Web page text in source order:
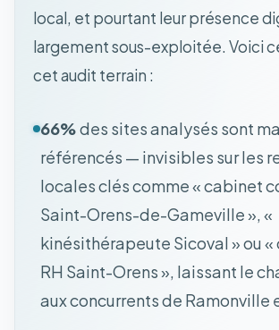
local, et pourtant leur présence
largement sous-exploitée. Voici
cet audit terrain :
66%des sites analysés sont
référencés — invisibles sur les
locales clés comme « cabinet
Saint-Orens-de-Gameville », «
kinésithérapeute Sicoval » ou
RH Saint-Orens », laissant le
aux concurrents de Ramonville